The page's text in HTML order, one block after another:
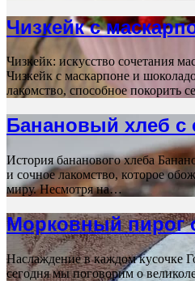
Чизкейк с
Чизкейк: искусство сочетания
Чизкейк с маскарпоне и
лакомство, способное покорить
Банановый хлеб с
История бананового хлеба
и сочное лакомство, которое
миру. Несмотря на…
Морковный пирог
Наслаждение в каждом кусочке
сегодня мы поговорим о